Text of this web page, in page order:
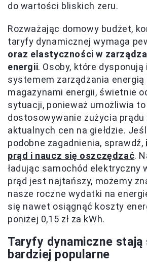
do wartości bliskich zeru.
Rozważając domowy budżet,
taryfy dynamicznej wymaga
oraz elastyczności w
energii. Osoby, które
systemem zarządzania energią
magazynami energii, świetnie
sytuacji, ponieważ umożliwia
dostosowywanie zużycia prądu
aktualnych cen na giełdzie.
podobne zagadnienia, sprawdź,
prąd i naucz się oszczędzać.
ładując samochód elektryczny
prąd jest najtańszy, możemy
nasze roczne wydatki na
się nawet osiągnąć koszty
poniżej 0,15 zł za kWh.
Taryfy dynamiczne stają
bardziej popularne